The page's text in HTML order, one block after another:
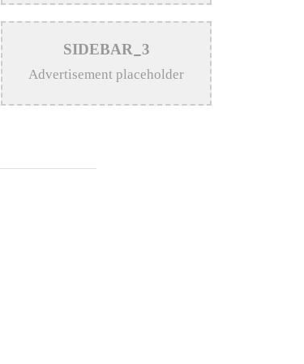
>
After Trump White House Uses
‘Firework’ in Iran Attack Video
Rahman
SIDEBAR_3
Advertisement placeholder